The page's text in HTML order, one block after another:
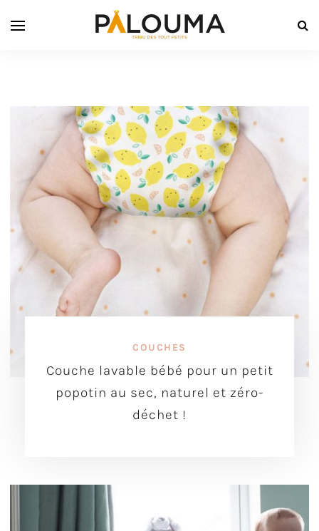
COUCHES
Couche lavable bébé pour un petit
popotin au sec, naturel et zéro-
déchet !